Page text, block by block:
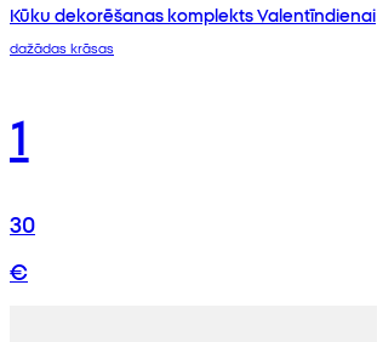
Kūku dekorēšanas komplekts Valentīndienai
dažādas krāsas
1
30
€